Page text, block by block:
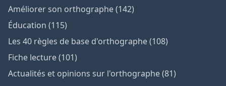
Améliorer son orthographe (142)
Éducation (115)
Les 40 règles de base d'orthographe (108)
Fiche lecture (101)
Actualités et opinions sur l'orthographe (81)